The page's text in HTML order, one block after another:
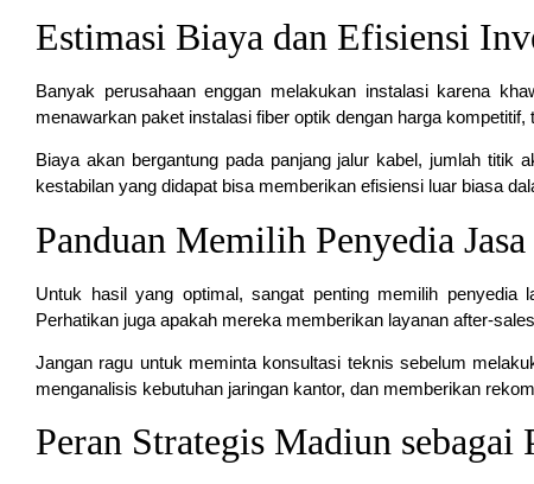
Estimasi Biaya dan Efisiensi
Banyak perusahaan enggan melakukan instalasi karena
menawarkan paket instalasi fiber optik dengan harga
Biaya akan bergantung pada panjang jalur kabel, jumlah titik
kestabilan yang didapat bisa memberikan efisiensi luar biasa
Panduan Memilih Penyedia
Untuk hasil yang optimal, sangat penting memilih penyedia
Perhatikan juga apakah mereka memberikan layanan after-
Jangan ragu untuk meminta konsultasi teknis sebelum
menganalisis kebutuhan jaringan kantor, dan memberikan
Peran Strategis Madiun sebagai